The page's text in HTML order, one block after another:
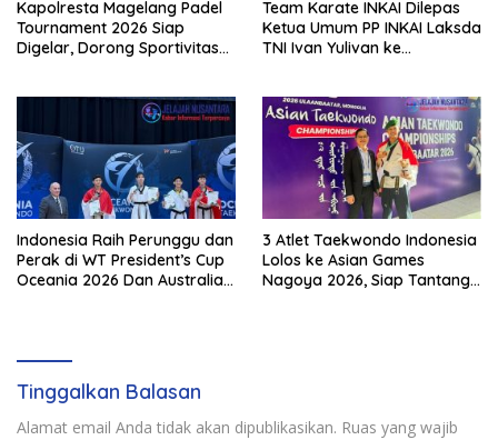
Kapolresta Magelang Padel
Tournament 2026 Siap
Digelar, Dorong Sportivitas
Team Karate INKAI Dilepas
Ketua Umum PP INKAI Laksda
TNI Ivan Yulivan ke
Indonesia Raih Perunggu dan
Perak di WT President’s Cup
Oceania 2026 Dan Australia
3 Atlet Taekwondo Indonesia
Lolos ke Asian Games
Nagoya 2026, Siap Tantang
Tinggalkan Balasan
Alamat email Anda tidak akan dipublikasikan. Ruas yang wajib